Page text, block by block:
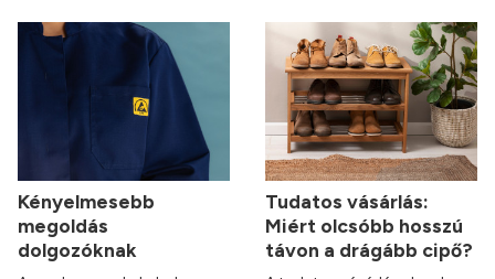
Kényelmesebb
megoldás
dolgozóknak
Tudatos vásárlás:
Miért olcsóbb hosszú
távon a drágább cipő?